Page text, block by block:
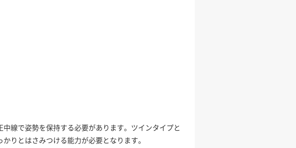
線で姿勢を保持する必要があります。ツインタイプと
りとはさみつける能力が必要となります。